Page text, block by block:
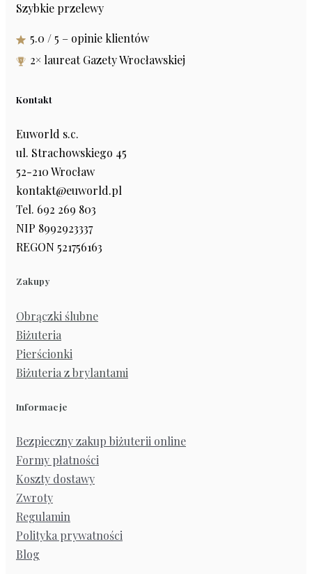
Szybkie przelewy
5.0 / 5 – opinie klientów
2× laureat Gazety Wrocławskiej
Kontakt
Euworld s.c.
ul. Strachowskiego 45
52-210 Wrocław
kontakt@euworld.pl
Tel. 692 269 803
NIP 8992923337
REGON 521756163
Zakupy
Obrączki ślubne
Biżuteria
Pierścionki
Biżuteria z brylantami
Informacje
Bezpieczny zakup biżuterii online
Formy płatności
Koszty dostawy
Zwroty
Regulamin
Polityka prywatności
Blog